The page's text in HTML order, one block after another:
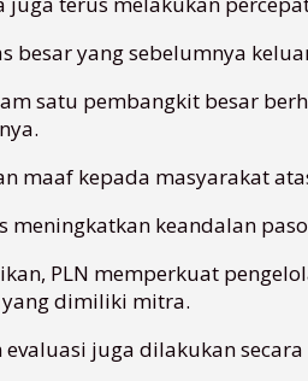
besar yang sebelumnya
satu pembangkit besar
maaf kepada masyarakat
meningkatkan keandalan
PLN memperkuat
dimiliki mitra.
juga dilakukan